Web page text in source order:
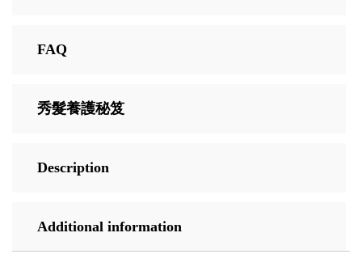
FAQ
秀髮養護秘笈
Description
Additional information